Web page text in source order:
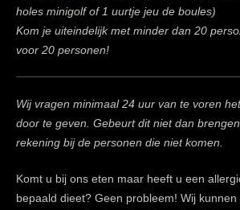
holes minigolf of 1 uurtje jeu de boules)
Kom je uiteindelijk met minder dan 20
voor 20 personen!
Wij vragen minimaal 24 uur van te voren
door te geven. Gebeurt dit niet dan
rekening bij de personen die niet komen.
Komt u bij ons eten maar heeft u een
bepaald dieet? Geen probleem! Wij